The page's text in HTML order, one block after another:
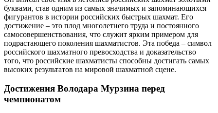
буквами, став одним из самых значимых и запоминающихся
фигурантов в истории российских быстрых шахмат. Его
достижение – это плод многолетнего труда и постоянного
самосовершенствования, что служит ярким примером для
подрастающего поколения шахматистов. Эта победа – символ
российского шахматного превосходства и доказательство
того, что российские шахматисты способны достигать самых
высоких результатов на мировой шахматной сцене.
Достижения Володара Мурзина перед
чемпионатом